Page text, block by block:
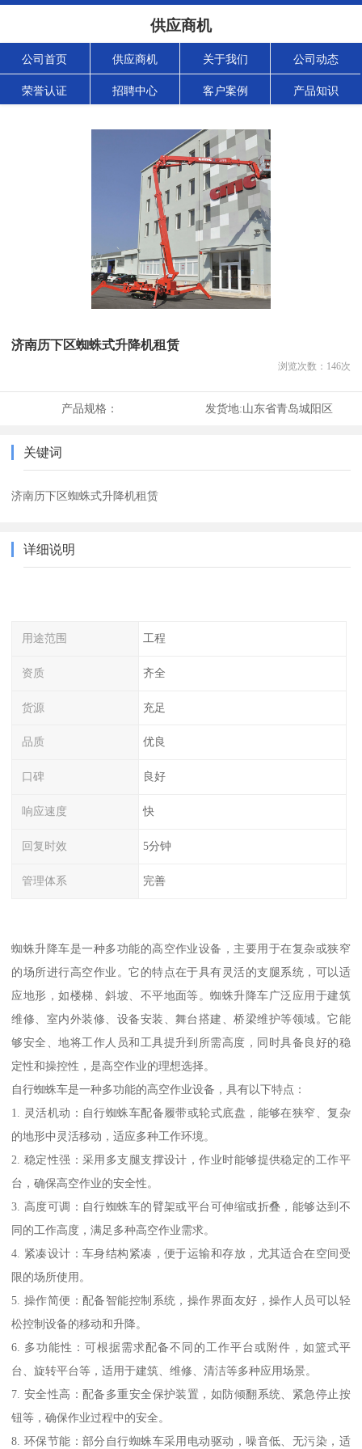
供应商机
公司首页 供应商机 关于我们 公司动态
荣誉认证 招聘中心 客户案例 产品知识
济南历下区蜘蛛式升降机租赁
浏览次数： 146次
产品规格： 发货地:山东省青岛城阳区
关键词
济南历下区蜘蛛式升降机租赁
详细说明
用途范围 工程
资质 齐全
货源 充足
品质 优良
口碑 良好
响应速度 快
回复时效 5分钟
管理体系 完善
蜘蛛升降车是一种多功能的高空作业设备，主要用于在复杂或狭窄
的场所进行高空作业。它的特点在于具有灵活的支腿系统，可以适
应地形，如楼梯、斜坡、不平地面等。蜘蛛升降车广泛应用于建筑
维修、室内外装修、设备安装、舞台搭建、桥梁维护等领域。它能
够安全、地将工作人员和工具提升到所需高度，同时具备良好的稳
定性和操控性，是高空作业的理想选择。
自行蜘蛛车是一种多功能的高空作业设备，具有以下特点：
1. 灵活机动：自行蜘蛛车配备履带或轮式底盘，能够在狭窄、复杂
的地形中灵活移动，适应多种工作环境。
2. 稳定性强：采用多支腿支撑设计，作业时能够提供稳定的工作平
台，确保高空作业的安全性。
3. 高度可调：自行蜘蛛车的臂架或平台可伸缩或折叠，能够达到不
同的工作高度，满足多种高空作业需求。
4. 紧凑设计：车身结构紧凑，便于运输和存放，尤其适合在空间受
限的场所使用。
5. 操作简便：配备智能控制系统，操作界面友好，操作人员可以轻
松控制设备的移动和升降。
6. 多功能性：可根据需求配备不同的工作平台或附件，如篮式平
台、旋转平台等，适用于建筑、维修、清洁等多种应用场景。
7. 安全性高：配备多重安全保护装置，如防倾翻系统、紧急停止按
钮等，确保作业过程中的安全。
8. 环保节能：部分自行蜘蛛车采用电动驱动，噪音低、无污染，适